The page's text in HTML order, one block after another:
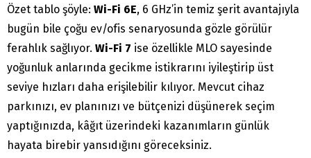
Özet tablo şöyle: Wi-Fi 6E, 6 GHz’in temiz şerit avantajıyla
bugün bile çoğu ev/ofis senaryosunda gözle görülür
ferahlık sağlıyor. Wi-Fi 7 ise özellikle MLO sayesinde
yoğunluk anlarında gecikme istikrarını iyileştirip üst
seviye hızları daha erişilebilir kılıyor. Mevcut cihaz
parkınızı, ev planınızı ve bütçenizi düşünerek seçim
yaptığınızda, kâğıt üzerindeki kazanımların günlük
hayata birebir yansıdığını göreceksiniz.